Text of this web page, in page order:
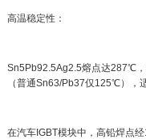
高温稳定性：
Sn5Pb92.5Ag2.5熔点达287℃
（普通Sn63/Pb37仅125℃），
在汽车IGBT模块中，高铅焊点